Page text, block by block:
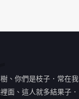
、你們是枝子．常在我
面、這人就多結果子．